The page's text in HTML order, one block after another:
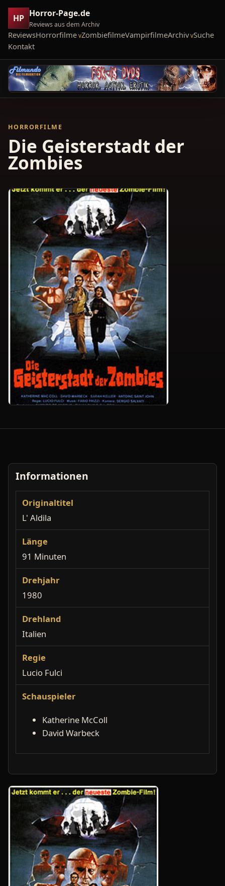
HP Horror-Page.de
Reviews aus dem Archiv
ReviewsHorrorfilme ZombiefilmeVampirfilmeArchiv Suche
Kontakt
HORRORFILME
Die Geisterstadt der
Zombies
Informationen
Originaltitel
L' Aldila
Länge
91 Minuten
Drehjahr
1980
Drehland
Italien
Regie
Lucio Fulci
Schauspieler
Katherine McColl
David Warbeck